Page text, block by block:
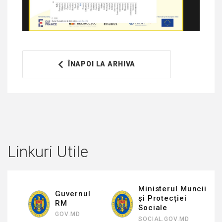
ÎNAPOI LA ARHIVA
Linkuri Utile
Guvernul
RM
GOV.MD
Ministerul Muncii
și Protecției
Sociale
SOCIAL.GOV.MD